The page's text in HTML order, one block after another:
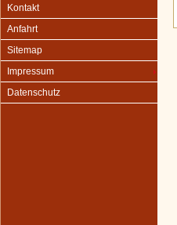
Kontakt
Anfahrt
Sitemap
Impressum
Datenschutz